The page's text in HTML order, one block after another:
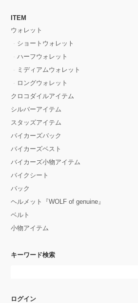
ITEM
ウォレット
ショートウォレット
ハーフウォレット
ミディアムウォレット
ロングウォレット
クロコダイルアイテム
シルバーアイテム
スタッズアイテム
バイカーズバック
バイカーズベスト
バイカーズ小物アイテム
バイクシート
バック
ヘルメット『WOLF of genuine』
ベルト
小物アイテム
キーワード検索
ログイン